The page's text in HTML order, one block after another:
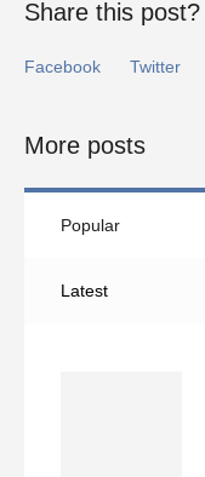
Share this post?
Facebook Twitter
More posts
Popular
Latest